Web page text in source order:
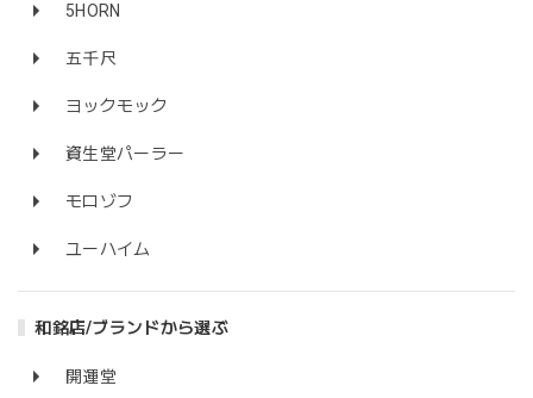
5HORN
五千尺
ヨックモック
資生堂パーラー
モロゾフ
ユーハイム
和銘店/ブランドから選ぶ
開運堂